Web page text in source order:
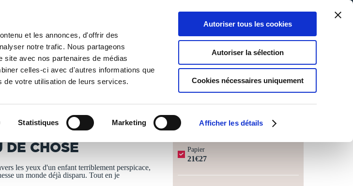
et les annonces, d'offrir des
notre trafic. Nous partageons
site avec nos partenaires de médias
celles-ci avec d'autres informations que
votre utilisation de leurs services.
Statistiques Marketing Afficher les détails
Autoriser tous les cookies
Autoriser la sélection
Cookies nécessaires uniquement
0
Panier
0
Ma liste
Connexion
LIBRAIRIE
- DÉLAI ACTUEL : 3 À 5 JOURS OUVRÉS ⏱️
DE CHOSE
les yeux d'un enfant terriblement perspicace,
un monde déjà disparu. Tout en je
Papier
21€27